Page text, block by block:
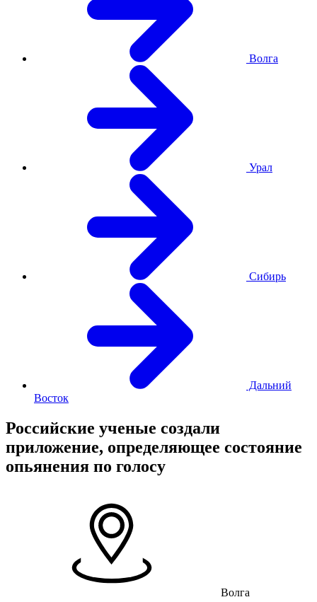
Волга
Урал
Сибирь
Дальний
Восток
Российские ученые создали
приложение, определяющее состояние
опьянения по голосу
Волга